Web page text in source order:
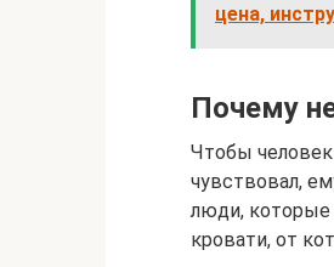
цена,
Почему
Чтобы
чувствовал,
люди, которые
кровати, от